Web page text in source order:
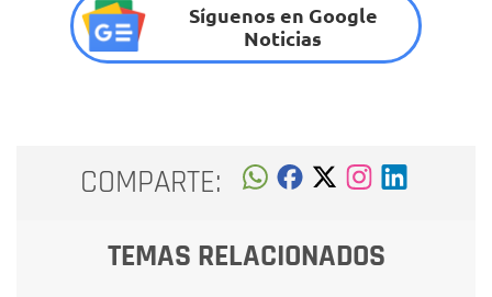
Síguenos en Google
Noticias
COMPARTE:
TEMAS RELACIONADOS